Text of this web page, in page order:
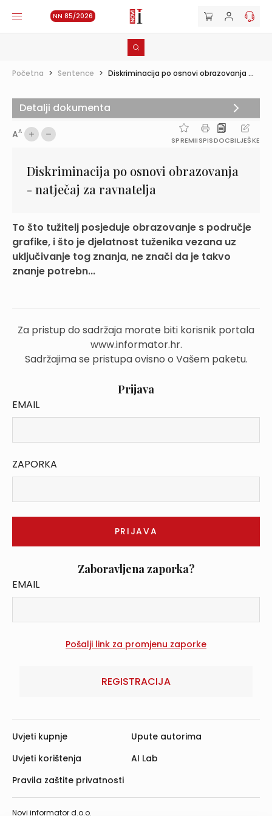
NN 85/2026
Početna > Sentence > Diskriminacija po osnovi obrazovanja ...
AA
SPREMIISPISDOCBILJEŠKE
Diskriminacija po osnovi obrazovanja
- natječaj za ravnatelja
To što tužitelj posjeduje obrazovanje s područje
grafike, i što je djelatnost tuženika vezana uz
uključivanje tog znanja, ne znači da je takvo
znanje potrebn...
Za pristup do sadržaja morate biti korisnik portala
www.informator.hr.
Sadržajima se pristupa ovisno o Vašem paketu.
Prijava
EMAIL
ZAPORKA
Zaboravljena zaporka?
EMAIL
REGISTRACIJA
Detalji dokumenta
Novi informator d.o.o.
Uvjeti kupnje
Uvjeti korištenja
Pravila zaštite privatnosti
Upute autorima
AI Lab